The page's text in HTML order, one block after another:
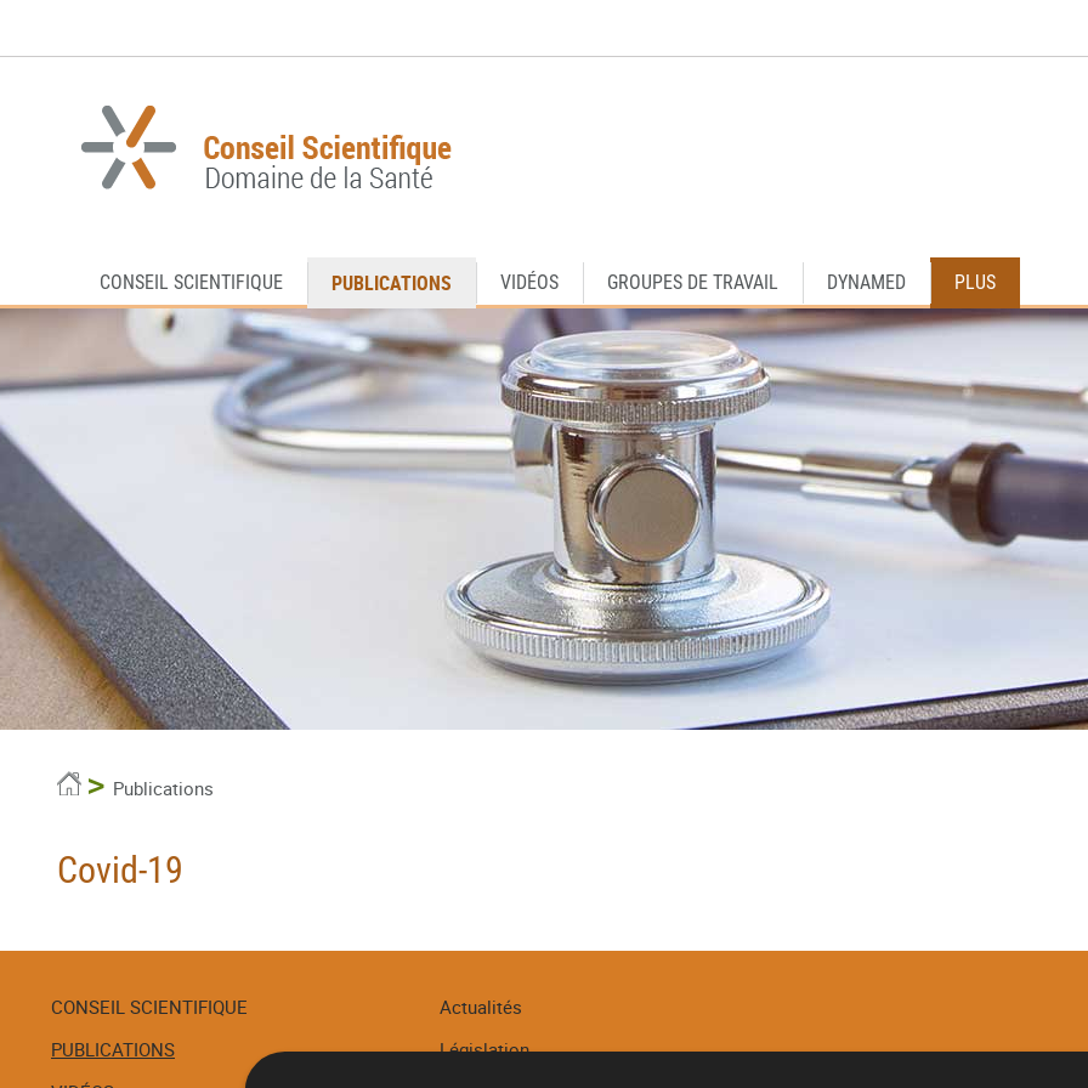
la
contenu
CONSEIL SCIENTIFIQUE PUBLICATIONS VIDÉOS GROUPES DE TRAVAIL DYNAMED PLUS
AccueilPublications
Covid-19
Menu
CONSEIL SCIENTIFIQUE
PUBLICATIONS
Actualités
Législation